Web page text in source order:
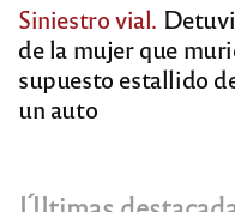
Siniestro vial.
de la mujer que
supuesto estallido
un auto